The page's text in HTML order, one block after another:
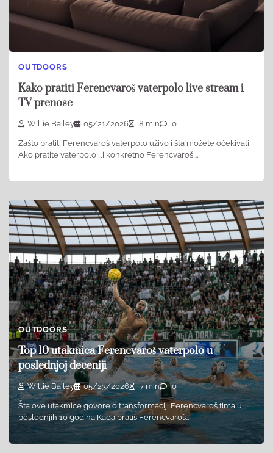
OUTDOORS
Kako pratiti Ferencvaroš vaterpolo live stream i
TV prenose
Willie Bailey 05/21/2026 8 min 0
Zašto pratiti Ferencvaroš vaterpolo uživo i šta možete očekivati
Ako pratite vaterpolo ili konkretno Ferencvaroš,…
OUTDOORS
Top 10 utakmica Ferencvaroš vaterpolo u
poslednjoj deceniji
Willie Bailey 05/23/2026 7 min 0
Šta ove utakmice govore o transformaciji Ferencvaroš tima u
poslednjih 10 godina Kada pratiš Ferencvaroš…